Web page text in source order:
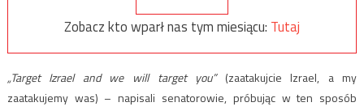
Zobacz kto wparł nas tym miesiącu: Tutaj
„Target Izrael and we will target you”(zaatakujcie Izrael, a my
zaatakujemy was) – napisali senatorowie, próbując w ten sposób